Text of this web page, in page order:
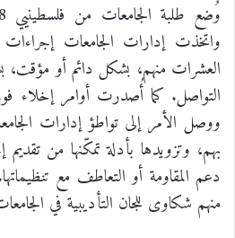
واتخذت إدارات الجامعات
العشرات منهم، بشكل دائم أو مؤقت،
التواصل. كما أُصدرت أوامر إخلاء
ووصل الأمر إلى تواطؤ إدارات
بهم، وتزويدها بأدلة تمكّنها من
دعم المقاومة أو التعاطف مع
منهم شكاوى للجان التأديبية في